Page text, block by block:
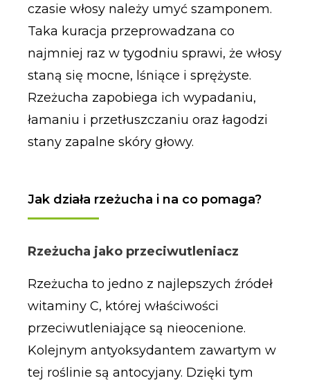
czasie włosy należy umyć szamponem.
Taka kuracja przeprowadzana co
najmniej raz w tygodniu sprawi, że włosy
staną się mocne, lśniące i sprężyste.
Rzeżucha zapobiega ich wypadaniu,
łamaniu i przetłuszczaniu oraz łagodzi
stany zapalne skóry głowy.
Jak działa rzeżucha i na co pomaga?
Rzeżucha jako przeciwutleniacz
Rzeżucha to jedno z najlepszych źródeł
witaminy C, której właściwości
przeciwutleniające są nieocenione.
Kolejnym antyoksydantem zawartym w
tej roślinie są antocyjany. Dzięki tym